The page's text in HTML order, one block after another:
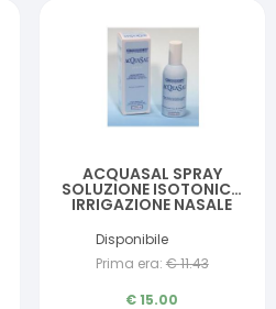
ACQUASAL SPRAY
SOLUZIONE ISOTONICA
IRRIGAZIONE NASALE
Disponibile
Prima era: €11.43
€15.00